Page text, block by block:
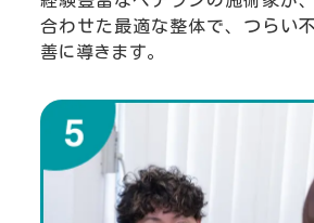
合わせた最適な整体で、つらい
善に導きます。